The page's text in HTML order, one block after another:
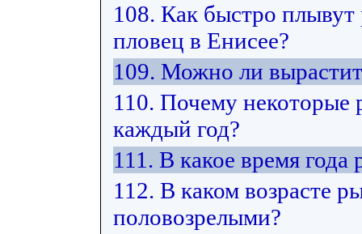
108. Как быстро
пловец в Енисее?
109. Можно ли
110. Почему
каждый год?
111. В какое время
112. В каком возрасте
половозрелыми?